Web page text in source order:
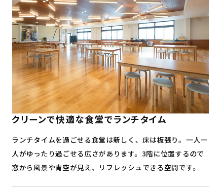
クリーンで快適な食堂でランチタイム
ランチタイムを過ごせる食堂は新しく、床は板張り。一人一
人がゆったり過ごせる広さがあります。3階に位置するので
窓から風景や青空が見え、リフレッシュできる空間です。